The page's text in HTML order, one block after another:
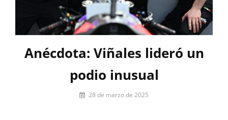
Anécdota: Viñales lideró un
podio inusual
Por 28 de marzo de 2025